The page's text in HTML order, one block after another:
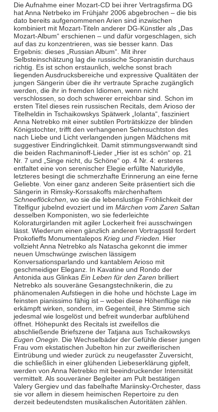
Die Aufnahme einer Mozart-CD bei ihrer Vertragsfirma DG
hat Anna Netrbeko im Frühjahr 2006 abgebrochen – die bis
dato bereits aufgenommenen Arien sind inzwischen
kombiniert mit Mozart-Titeln anderer DG-Künstler als „Das
Mozart-Album“ erschienen – und dafür vorgeschlagen, sich
auf das zu konzentrieren, was sie besser kann. Das
Ergebnis: dieses „Russian Album“. Mit ihrer
Selbsteinschätzung lag die russische Sopranistin durchaus
richtig. Es ist schon erstaunlich, welche sonst brach
liegenden Ausdrucksbereiche und expressive Qualitäten der
jungen Sängerin über die ihr vertraute Sprache zugänglich
werden, die ihr in fremden Idiomen, wenn nicht
verschlossen, so doch schwerer erreichbar sind. Schon im
ersten Titel dieses rein russischen Recitals, dem Arioso der
Titelheldin in Tschaikowskys Spätwerk „Iolanta“, fasziniert
Anna Netrebko mit einer subtilen Porträtskizze der blinden
Königstochter, trifft den verhangenen Sehnsuchtston des
nach Liebe und Licht verlangenden jungen Mädchens mit
suggestiver Eindringlichkeit. Damit stimmungsverwandt sind
die beiden Rachmaninoff-Lieder „Hier ist es schön“ op. 21
Nr. 7 und „Singe nicht, du Schöne“ op. 4 Nr. 4: ersteres
entfaltet eine von serenischer Elegie erfüllte Naturidylle,
letzteres besingt die schmerzhafte Erinnerung an eine ferne
Geliebte. Von einer ganz anderen Seite präsentiert sich die
Sängerin in Rimsky-Korssakoffs märchenhaftem
Schneeflöckchen , wo sie die lebenslustige Fröhlichkeit der
Titelfigur jubelnd evoziert und im Märchen vom Zaren Saltan
desselben Komponisten, wo sie federleichte
Koloraturgirlanden mit agiler Lockerheit frei ausschwingen
lässt. Wiederum einen gänzlich anderen Vortragsstil fordert
Prokofieffs Monumentalepos Krieg und Frieden . Hier
vollzieht Anna Netrebko als Natascha gekonnt die immer
neuen Umschwünge zwischen lässigem
Konversationsparlando und kantablem Arioso mit
geschmeidiger Eleganz. In Kavatine und Rondo der
Antonida aus Glinkas Ein Leben für den Zaren brilliert
Netrebko als souveräne Gesangstechnikerin, die zu
phänomenalen Aufstiegen in die hohe und höchste Lage im
feinsten pianissimo fähig ist – wobei diese Höhenflüge nie
erkämpft wirken, sondern, im Gegenteil, ihre Stimme sich
jedesmal wie losgelöst und befreit wunderbar aufblühend
öffnet. Höhepunkt des Recitals ist zweifellos die
abschließende Briefszene der Tatjana aus Tschaikowskys
Eugen Onegin . Die Wechselbäder der Gefühle dieser jungen
Frau vom ekstatischen Jubelton hin zur zweiflerischen
Eintrübung und wieder zurück zu neugefasster Zuversicht,
die schließlich in einer glühenden Liebeserklärung gipfelt,
werden von Anna Netrebko mit beeindruckender Intensität
vermittelt. Als souveräner Begleiter am Pult bestätigen
Valery Gergiev und das fabelhafte Mariinsky-Orchester, dass
sie vor allem in diesem heimischen Repertoire zu den
derzeit bedeutendsten musikalischen Autoritäten zählen.